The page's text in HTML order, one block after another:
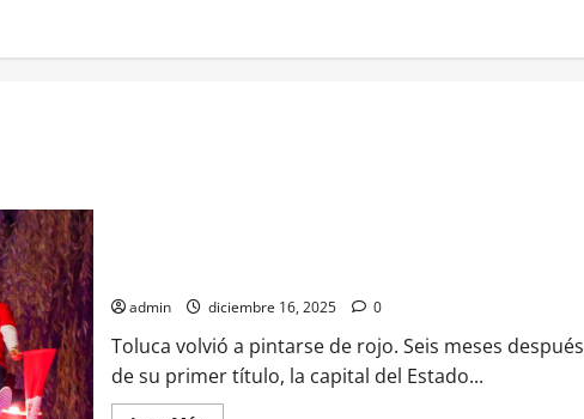
admin diciembre 16, 2025 0
Toluca volvió a pintarse de rojo. Seis meses después
de su primer título, la capital del Estado...